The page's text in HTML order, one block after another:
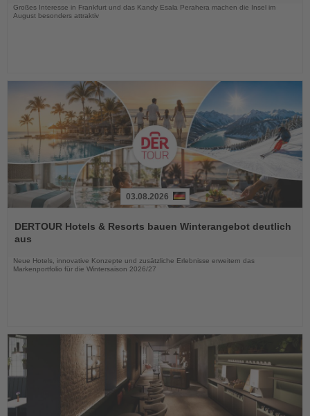
Großes Interesse in Frankfurt und das Kandy Esala Perahera machen die Insel im
August besonders attraktiv
Sie
die
03.08.2026
DERTOUR Hotels & Resorts bauen Winterangebot deutlich
aus
Neue Hotels, innovative Konzepte und zusätzliche Erlebnisse erweitern das
Markenportfolio für die Wintersaison 2026/27